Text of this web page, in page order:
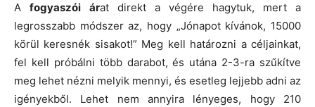
A fogyaszói árat direkt a végére hagytuk, mert a
legrosszabb módszer az, hogy „Jónapot kívánok, 15000
körül keresnék sisakot!” Meg kell határozni a céljainkat,
fel kell próbálni több darabot, és utána 2-3-ra szűkítve
meg lehet nézni melyik mennyi, és esetleg lejjebb adni az
igényekből. Lehet nem annyira lényeges, hogy 210